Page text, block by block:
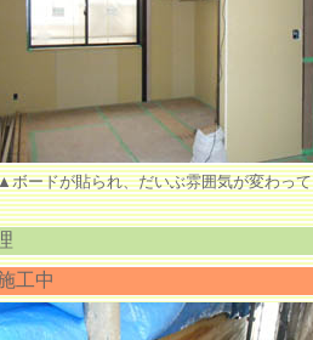
ボードが貼られ、だいぶ雰囲気が変わっ
工中